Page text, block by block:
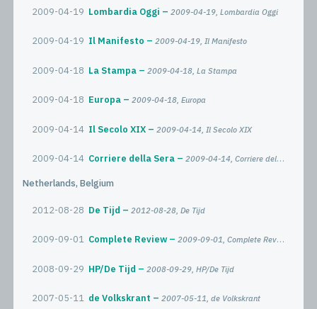
2009-04-19 Lombardia Oggi 2009-04-19, Lombardia Oggi
2009-04-19 Il Manifesto 2009-04-19, Il Manifesto
2009-04-18 La Stampa 2009-04-18, La Stampa
2009-04-18 Europa 2009-04-18, Europa
2009-04-14 Il Secolo XIX 2009-04-14, Il Secolo XIX
2009-04-14 Corriere della Sera 2009-04-14, Corriere della Sera
Netherlands, Belgium
2012-08-28 De Tijd 2012-08-28, De Tijd
2009-09-01 Complete Review 2009-09-01, Complete Review
2008-09-29 HP/De Tijd 2008-09-29, HP/De Tijd
2007-05-11 de Volkskrant 2007-05-11, de Volkskrant